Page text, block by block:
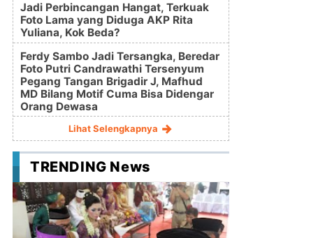
Jadi Perbincangan Hangat, Terkuak
Foto Lama yang Diduga AKP Rita
Yuliana, Kok Beda?
Ferdy Sambo Jadi Tersangka, Beredar
Foto Putri Candrawathi Tersenyum
Pegang Tangan Brigadir J, Mafhud
MD Bilang Motif Cuma Bisa Didengar
Orang Dewasa
Lihat Selengkapnya
TRENDING News